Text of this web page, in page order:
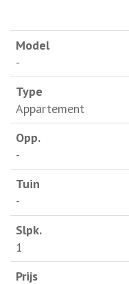
-
Appartement
-
-
1